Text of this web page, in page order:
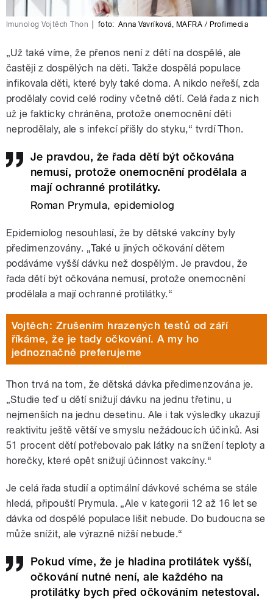
Imunolog Vojtěch Thon foto: Anna Vavríková, MAFRA / Profimedia
„Už také víme, že přenos není z dětí na dospělé, ale
častěji z dospělých na děti. Takže dospělá populace
infikovala děti, které byly také doma. A nikdo neřeší, zda
prodělaly covid celé rodiny včetně dětí. Celá řada z nich
už je fakticky chráněna, protože onemocnění děti
neprodělaly, ale s infekcí přišly do styku,“ tvrdí Thon.
Je pravdou, že řada dětí být očkována
nemusí, protože onemocnění prodělala a
mají ochranné protilátky.
Roman Prymula, epidemiolog
Epidemiolog nesouhlasí, že by dětské vakcíny byly
předimenzovány. „Také u jiných očkování dětem
podáváme vyšší dávku než dospělým. Je pravdou, že
řada dětí být očkována nemusí, protože onemocnění
prodělala a mají ochranné protilátky.“
Vojtěch: Zrušením hrazených testů od září
říkáme, že je tady očkování. A my ho
jednoznačně preferujeme
Thon trvá na tom, že dětská dávka předimenzována je.
„Studie teď u dětí snižují dávku na jednu třetinu, u
nejmenších na jednu desetinu. Ale i tak výsledky ukazují
reaktivitu ještě větší ve smyslu nežádoucích účinků. Asi
51 procent dětí potřebovalo pak látky na snížení teploty a
horečky, které opět snižují účinnost vakcíny.“
Je celá řada studií a optimální dávkové schéma se stále
hledá, připouští Prymula. „Ale v kategorii 12 až 16 let se
dávka od dospělé populace lišit nebude. Do budoucna se
může snížit, ale výrazně nižší nebude.“
Pokud víme, že je hladina protilátek vyšší,
očkování nutné není, ale každého na
protilátky bych před očkováním netestoval.